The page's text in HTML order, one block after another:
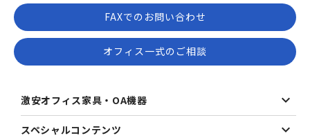
FAXでのお問い合わせ
オフィス一式のご相談
激安オフィス家具・OA機器
スペシャルコンテンツ